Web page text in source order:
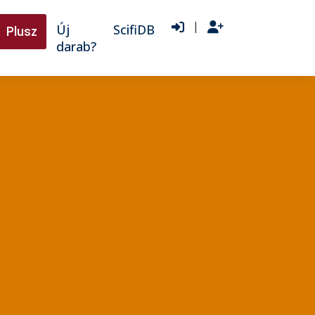
Plusz
Új
darab?
ScifiDB |